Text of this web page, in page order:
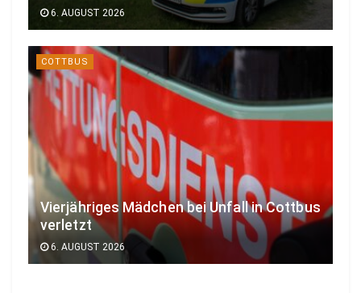
6. AUGUST 2026
COTTBUS
Vierjähriges Mädchen bei Unfall in Cottbus
verletzt
6. AUGUST 2026